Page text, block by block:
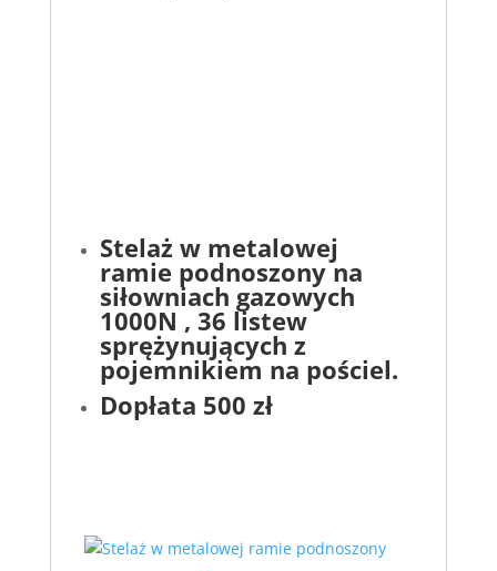
Stelaż w metalowej
ramie podnoszony na
siłowniach gazowych
1000N , 36 listew
sprężynujących z
pojemnikiem na pościel.
Dopłata 500 zł